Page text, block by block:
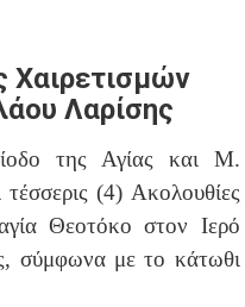
Χαιρετισμών
Λαρίσης
της Αγίας και Μ.
(4) Ακολουθίες
Θεοτόκο στον Ιερό
σύμφωνα με το κάτωθι